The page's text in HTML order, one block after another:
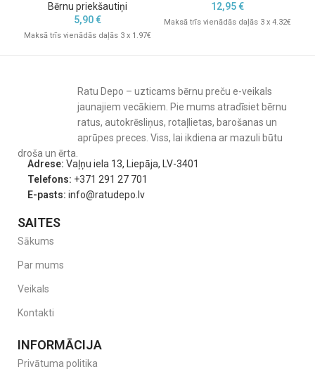
Bērnu priekšautiņi
5,90€
Maksā trīs vienādās daļās 3 x 1.97€
12,95€
Maksā trīs vienādās daļās 3 x 4.32€
Ratu Depo – uzticams bērnu preču e-veikals
jaunajiem vecākiem. Pie mums atradīsiet bērnu
ratus, autokrēsliņus, rotaļlietas, barošanas un
aprūpes preces. Viss, lai ikdiena ar mazuli būtu
droša un ērta.
Adrese: Vaļņu iela 13, Liepāja, LV-3401
Telefons: +371 291 27 701
E-pasts: info@ratudepo.lv
SAITES
Sākums
Par mums
Veikals
Kontakti
INFORMĀCIJA
Privātuma politika